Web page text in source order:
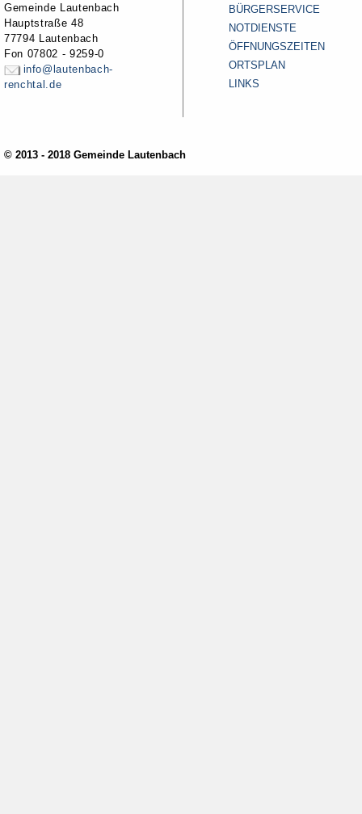
Gemeinde Lautenbach
Hauptstraße 48
77794 Lautenbach
Fon 07802 - 9259-0
info@lautenbach-
renchtal.de
BÜRGERSERVICE
NOTDIENSTE
ÖFFNUNGSZEITEN
ORTSPLAN
LINKS
© 2013 - 2018 Gemeinde Lautenbach